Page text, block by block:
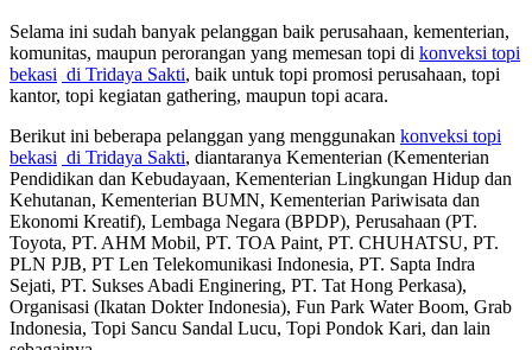
Selama ini sudah banyak pelanggan baik perusahaan, kementerian,
komunitas, maupun perorangan yang memesan topi di konveksi topi
bekasi di Tridaya Sakti, baik untuk topi promosi perusahaan, topi
kantor, topi kegiatan gathering, maupun topi acara.
Berikut ini beberapa pelanggan yang menggunakan konveksi topi
bekasi di Tridaya Sakti, diantaranya Kementerian (Kementerian
Pendidikan dan Kebudayaan, Kementerian Lingkungan Hidup dan
Kehutanan, Kementerian BUMN, Kementerian Pariwisata dan
Ekonomi Kreatif), Lembaga Negara (BPDP), Perusahaan (PT.
Toyota, PT. AHM Mobil, PT. TOA Paint, PT. CHUHATSU, PT.
PLN PJB, PT Len Telekomunikasi Indonesia, PT. Sapta Indra
Sejati, PT. Sukses Abadi Enginering, PT. Tat Hong Perkasa),
Organisasi (Ikatan Dokter Indonesia), Fun Park Water Boom, Grab
Indonesia, Topi Sancu Sandal Lucu, Topi Pondok Kari, dan lain